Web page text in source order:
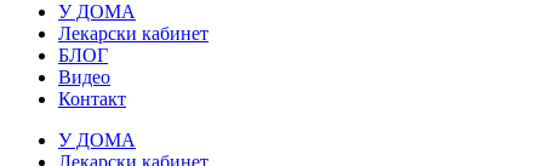
У ДОМА
Лекарски кабинет
БЛОГ
Видео
Контакт
У ДОМА